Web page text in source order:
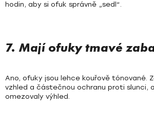
hodin, aby si ofuk správně „sedl“.
7. Mají ofuky tmavé
Ano, ofuky jsou lehce kouřově tónované.
vzhled a částečnou ochranu proti slunci,
omezovaly výhled.